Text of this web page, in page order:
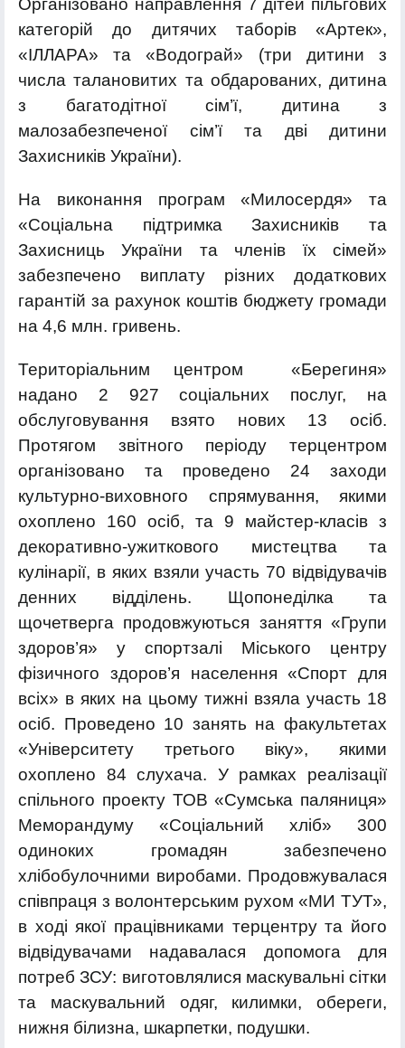
Організовано направлення 7 дітей пільгових
категорій до дитячих таборів «Артек»,
«ІЛЛАРА» та «Водограй» (три дитини з
числа талановитих та обдарованих, дитина
з багатодітної сім’ї, дитина з
малозабезпеченої сім’ї та дві дитини
Захисників України).
На виконання програм «Милосердя» та
«Соціальна підтримка Захисників та
Захисниць України та членів їх сімей»
забезпечено виплату різних додаткових
гарантій за рахунок коштів бюджету громади
на 4,6 млн. гривень.
Територіальним центром «Берегиня»
надано 2 927 соціальних послуг, на
обслуговування взято нових 13 осіб.
Протягом звітного періоду терцентром
організовано та проведено 24 заходи
культурно-виховного спрямування, якими
охоплено 160 осіб, та 9 майстер-класів з
декоративно-ужиткового мистецтва та
кулінарії, в яких взяли участь 70 відвідувачів
денних відділень. Щопонеділка та
щочетверга продовжуються заняття «Групи
здоров’я» у спортзалі Міського центру
фізичного здоров’я населення «Спорт для
всіх» в яких на цьому тижні взяла участь 18
осіб. Проведено 10 занять на факультетах
«Університету третього віку», якими
охоплено 84 слухача. У рамках реалізації
спільного проекту ТОВ «Сумська паляниця»
Меморандуму «Соціальний хліб» 300
одиноких громадян забезпечено
хлібобулочними виробами. Продовжувалася
співпраця з волонтерським рухом «МИ ТУТ»,
в ході якої працівниками терцентру та його
відвідувачами надавалася допомога для
потреб ЗСУ: виготовлялися маскувальні сітки
та маскувальний одяг, килимки, обереги,
нижня білизна, шкарпетки, подушки.